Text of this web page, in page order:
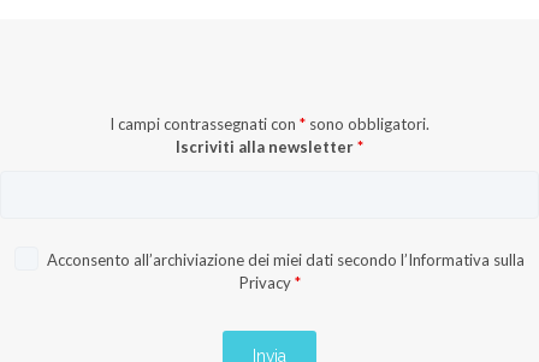
I campi contrassegnati con * sono obbligatori.
Iscriviti alla newsletter*
Acconsento all’archiviazione dei miei dati secondo l’Informativa sulla
Privacy *